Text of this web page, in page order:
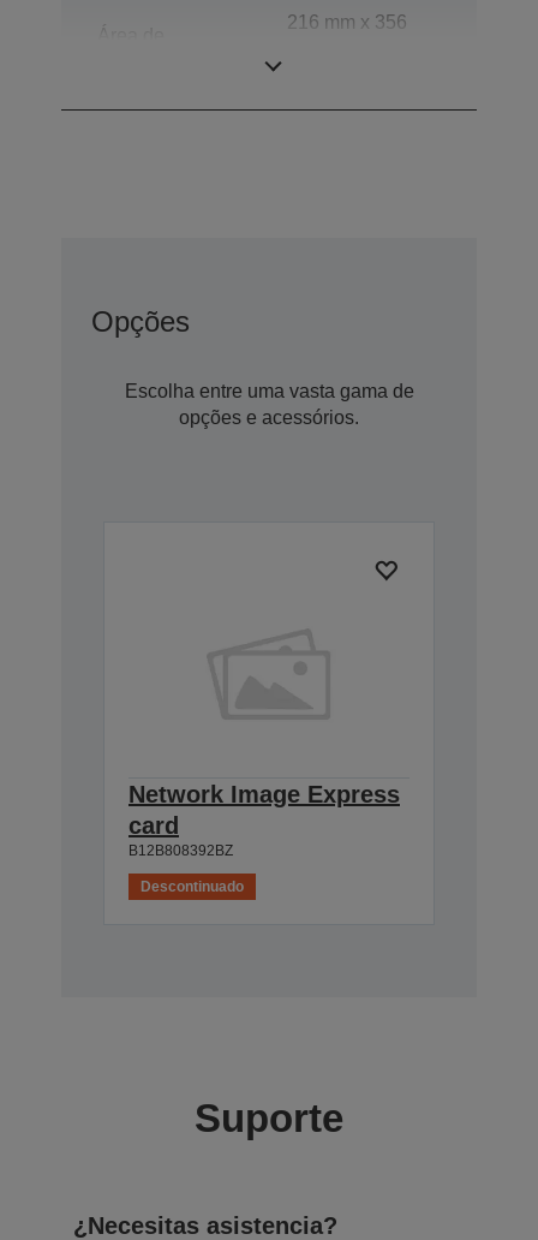
216 mm x 356
Opções
Escolha entre uma vasta gama de
opções e acessórios.
Network Image Express
card
B12B808392BZ
Descontinuado
Suporte
¿Necesitas asistencia?